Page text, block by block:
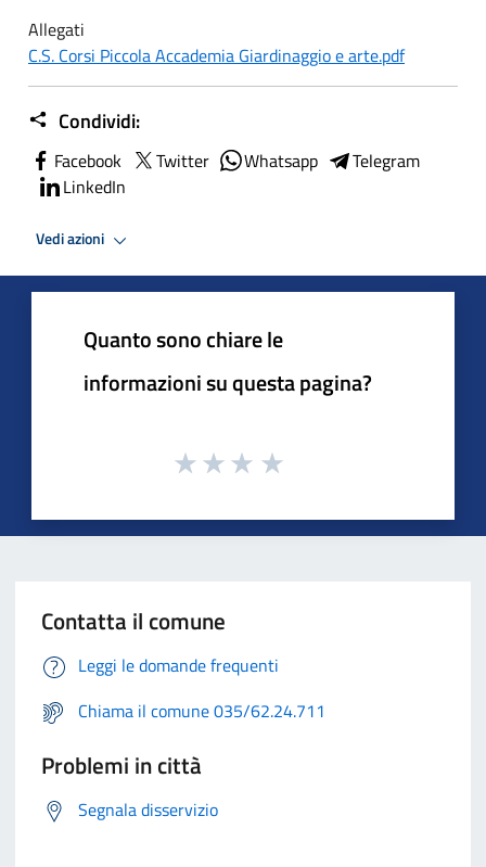
Allegati
C.S. Corsi Piccola Accademia Giardinaggio e arte.pdf
Condividi:
Facebook Twitter Whatsapp
Telegram
LinkedIn
Vedi azioni
Quanto sono chiare le
informazioni su questa pagina?
Contatta il comune
Leggi le domande frequenti
Chiama il comune 035/62.24.711
Problemi in città
Segnala disservizio